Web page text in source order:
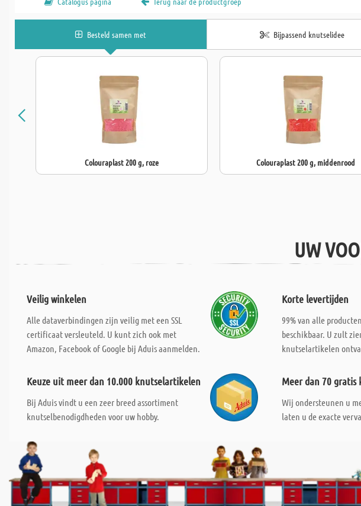
Besteld samen met Bijpassend knutselidee
Colouraplast 200 g, roze Colouraplast 200 g, middenrood
UW
Veilig winkelen
Alle dataverbindingen zijn veilig met een SSL
certificaat versleuteld. U kunt zich ook met
Amazon, Facebook of Google bij Aduis aanmelden.
Korte levertijden
99% van alle
beschikbaar. U zult
knutselartikelen
Keuze uit meer dan 10.000 knutselartikelen
Bij Aduis vindt u een zeer breed assortiment
knutselbenodigdheden voor uw hobby.
Meer dan 70 gratis
Wij ondersteunen u
laten u de exacte